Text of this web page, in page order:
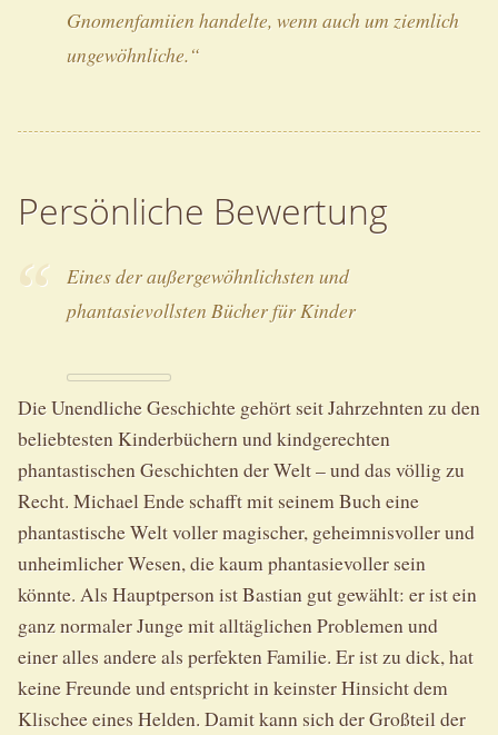
Gnomenfamiien handelte, wenn auch um ziemlich
ungewöhnliche.“
Persönliche Bewertung
Eines der außergewöhnlichsten und
phantasievollsten Bücher für Kinder
Die Unendliche Geschichte gehört seit Jahrzehnten zu den
beliebtesten Kinderbüchern und kindgerechten
phantastischen Geschichten der Welt – und das völlig zu
Recht. Michael Ende schafft mit seinem Buch eine
phantastische Welt voller magischer, geheimnisvoller und
unheimlicher Wesen, die kaum phantasievoller sein
könnte. Als Hauptperson ist Bastian gut gewählt: er ist ein
ganz normaler Junge mit alltäglichen Problemen und
einer alles andere als perfekten Familie. Er ist zu dick, hat
keine Freunde und entspricht in keinster Hinsicht dem
Klischee eines Helden. Damit kann sich der Großteil der